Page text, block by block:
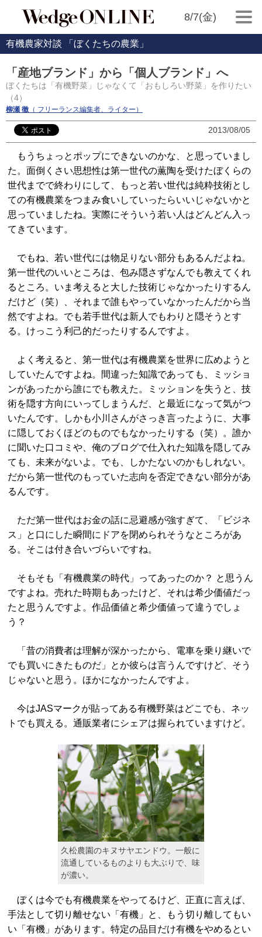
8/7(金)
有機農家対談 「ぼくたちの農業」
「産地ブランド」から「個人ブランド」へ
ぼくたちは「有機野菜」じゃなくて「おもしろい野菜」を作りたい
（4）
柳瀬 徹 （ フリーランス編集者、ライター）
2013/08/05
もうちょっとポップにできないのかな、と思っていまし
た。面倒くさい思想性は第一世代の薫陶を受けたぼくらの
世代までで終わりにして、もっと若い世代は純粋技術とし
ての有機農業をつまみ食いしていったらいいじゃないかと
思っていましたね。実際にそういう若い人はどんどん入っ
てきています。
でもね、若い世代には物足りない部分もあるんだよね。
第一世代のいいところは、包み隠さずなんでも教えてくれ
るところ。いま考えると大した技術じゃなかったりするん
だけど（笑）、それまで誰もやっていなかったんだから当
然ですよね。でも若手世代は新人でもわりと隠そうとす
る。けっこう利己的だったりするんですよ。
よく考えると、第一世代は有機農業を世界に広めようと
していたんですよね。間違った知識であっても、ミッショ
ンがあったから誰にでも教えた。ミッションを失うと、技
術を隠す方向にいってしまうんだ、と最近になって気がつ
いたんです。しかも小川さんがさっき言ったように、大事
に隠しておくほどのものでもなかったりする（笑）。誰か
に聞いた口コミや、俺のブログで仕入れた知識を隠してみ
ても、未来がないよ。でも、しかたないのかもしれない。
だから第一世代のもっていた志向を否定できない部分があ
るんです。
ただ第一世代はお金の話に忌避感が強すぎて、「ビジネ
ス」と口にした瞬間にドアを閉められそうなところがあ
る。そこは付き合いづらいですね。
そもそも「有機農業の時代」ってあったのか？ と思うん
ですよね。売れた時期もあったけど、それは希少価値だっ
たと思うんですよ。作品価値と希少価値って違うでしょ
う？
「昔の消費者は理解が深かったから、電車を乗り継いで
でも買いにきたものだ」とか彼らは言うんですけど、そう
じゃないと思う。ほかになかったんですよ。
今はJASマークが貼ってある有機野菜はどこでも、ネッ
トでも買える。通販業者にシェアは握られていますけど。
久松農園のキヌサヤエンドウ。一般に
流通しているものよりも大ぶりで、味
が濃い。
ぼくは今でも有機農業をやってるけど、正直に言えば、
手法として切り離せない「有機」と、もう切り離してもい
い「有機」があります。特定の品目だけ有機をやめるとい